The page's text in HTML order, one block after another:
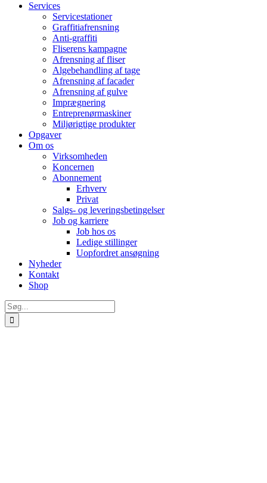
Services
Servicestationer
Graffitiafrensning
Anti-graffiti
Fliserens kampagne
Afrensning af fliser
Algebehandling af tage
Afrensning af facader
Afrensning af gulve
Imprægnering
Entreprenørmaskiner
Miljørigtige produkter
Opgaver
Om os
Virksomheden
Koncernen
Abonnement
Erhverv
Privat
Salgs- og leveringsbetingelser
Job og karriere
Job hos os
Ledige stillinger
Uopfordret ansøgning
Nyheder
Kontakt
Shop
Søg
efter: